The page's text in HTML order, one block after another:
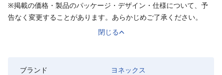
※掲載の価格・製品のパッケージ・デザイン・仕様について、予
告なく変更することがあります。あらかじめご了承ください。
閉じる
ブランド
ヨネックス